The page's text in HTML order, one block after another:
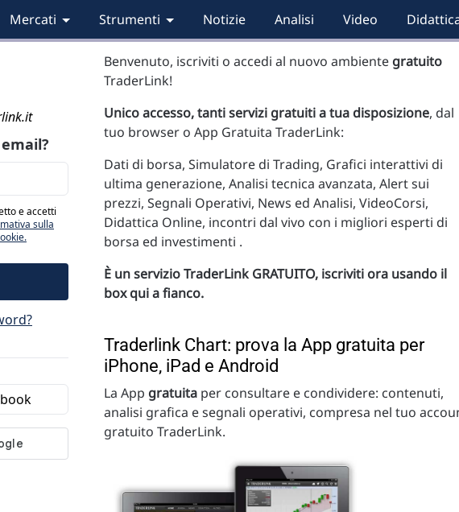
Mercati Strumenti Notizie Analisi Video
Benvenuto, iscriviti o accedi al nuovo ambiente gratuito
TraderLink!
Unico accesso, tanti servizi gratuiti a tua disposizione, dal
tuo browser o App Gratuita TraderLink:
Dati di borsa, Simulatore di Trading, Grafici interattivi di
ultima generazione, Analisi tecnica avanzata, Alert sui
prezzi, Segnali Operativi, News ed Analisi, VideoCorsi,
Didattica Online, incontri dal vivo con i migliori esperti di
borsa ed investimenti .
È un servizio TraderLink GRATUITO, iscriviti ora usando il
box qui a fianco.
Traderlink Chart: prova la App gratuita per
iPhone, iPad e Android
La App gratuita per consultare e condividere: contenuti,
analisi grafica e segnali operativi, compresa nel tuo
gratuito TraderLink.